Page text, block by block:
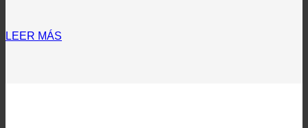
LEER MÁS